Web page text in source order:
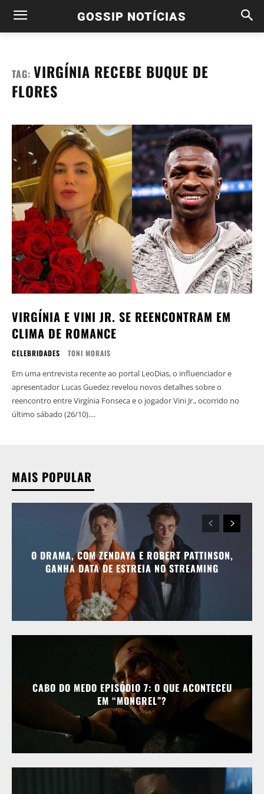
GOSSIP NOTÍCIAS
TAG: VIRGÍNIA RECEBE BUQUE DE
FLORES
VIRGÍNIA E VINI JR. SE REENCONTRAM EM
CLIMA DE ROMANCE
CELEBRIDADES TONI MORAIS
Em uma entrevista recente ao portal LeoDias, o influenciador e
apresentador Lucas Guedez revelou novos detalhes sobre o
reencontro entre Virgínia Fonseca e o jogador Vini Jr., ocorrido no
último sábado (26/10)....
MAIS POPULAR
O DRAMA, COM ZENDAYA E ROBERT PATTINSON,
GANHA DATA DE ESTREIA NO STREAMING
CABO DO MEDO EPISÓDIO 7: O QUE ACONTECEU
EM “MONGREL”?